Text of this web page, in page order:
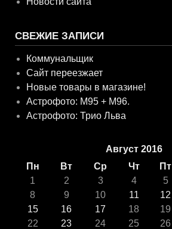
СВЕЖИЕ ЗАПИСИ
Коммунальщик
Сайт переезжает
Новые товары в магазине!
Астрофото: M95 + M96.
Астрофото: Трио Льва
Август 2016
Пн
Вт Ср Чт Пт
1
2 3 4 5
8
9 10 11 12
15
16 17 18 19
22
23 24 25 26